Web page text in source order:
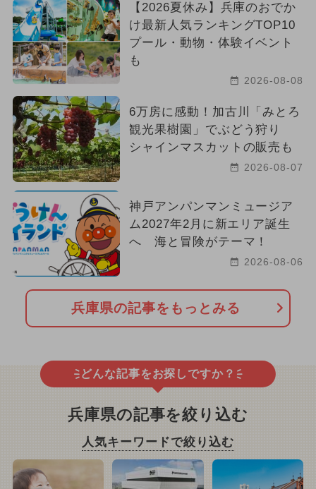
【2026夏休み】兵庫のおでか
け最新人気ランキングTOP10
プール・動物・体験イベント
も
2026-08-08
6万房に感動！加古川「みとろ
観光果樹園」でぶどう狩り
シャインマスカットの販売も
2026-08-07
神戸アンパンマンミュージア
ム2027年2月に新エリア誕生
へ 海と冒険がテーマ！
2026-08-06
兵庫県の記事をもっとみる
どんな記事をお探しですか？
兵庫県の記事を絞り込む
人気キーワードで絞り込む